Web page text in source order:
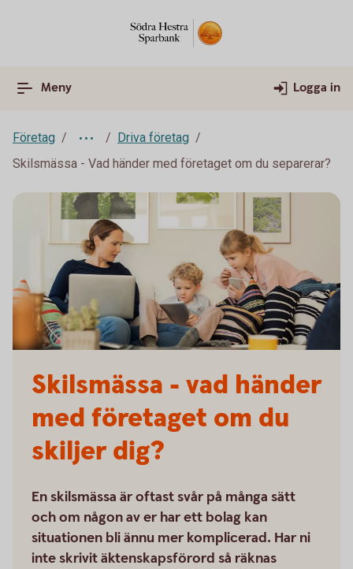
Meny Logga in
Företag
Driva företag
Skilsmässa - Vad händer med företaget om du separerar?
Skilsmässa - vad händer
med företaget om du
skiljer dig?
En skilsmässa är oftast svår på många sätt
och om någon av er har ett bolag kan
situationen bli ännu mer komplicerad. Har ni
inte skrivit äktenskapsförord så räknas